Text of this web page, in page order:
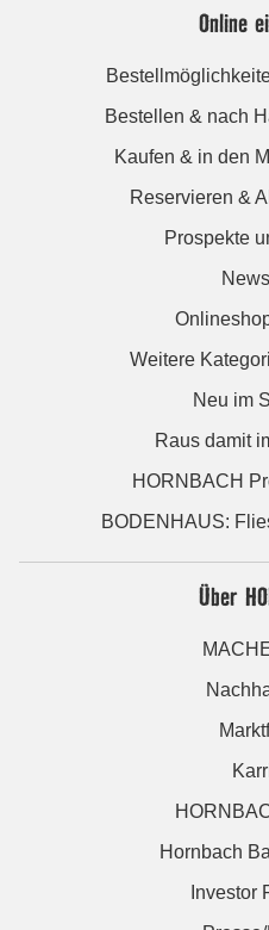
Online
Bestellen & nach
Kaufen & in den
Reservieren &
Prospekte
Weitere
Neu im
Raus damit
HORNBACH
BODENHAUS:
Über
Hornbach
Investor